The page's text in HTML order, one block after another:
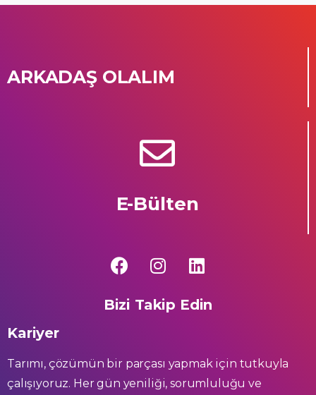
ARKADAŞ OLALIM
E-Bülten
Bizi Takip Edin
Kariyer
Tarımı, çözümün bir parçası yapmak için tutkuyla
çalışıyoruz. Her gün yeniliği, sorumluluğu ve